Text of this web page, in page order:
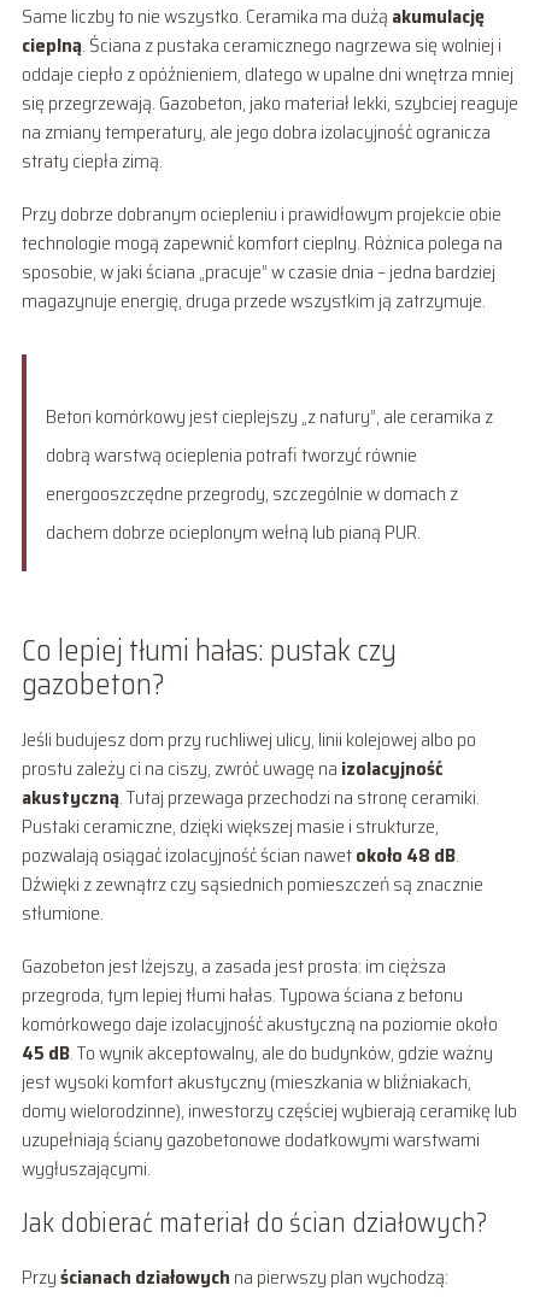
Same liczby to nie wszystko. Ceramika ma dużą akumulację
cieplną. Ściana z pustaka ceramicznego nagrzewa się wolniej i
oddaje ciepło z opóźnieniem, dlatego w upalne dni wnętrza mniej
się przegrzewają. Gazobeton, jako materiał lekki, szybciej reaguje
na zmiany temperatury, ale jego dobra izolacyjność ogranicza
straty ciepła zimą.
Przy dobrze dobranym ociepleniu i prawidłowym projekcie obie
technologie mogą zapewnić komfort cieplny. Różnica polega na
sposobie, w jaki ściana „pracuje” w czasie dnia – jedna bardziej
magazynuje energię, druga przede wszystkim ją zatrzymuje.
Beton komórkowy jest cieplejszy „z natury”, ale ceramika z
dobrą warstwą ocieplenia potrafi tworzyć równie
energooszczędne przegrody, szczególnie w domach z
dachem dobrze ocieplonym wełną lub pianą PUR.
Co lepiej tłumi hałas: pustak czy
gazobeton?
Jeśli budujesz dom przy ruchliwej ulicy, linii kolejowej albo po
prostu zależy ci na ciszy, zwróć uwagę na izolacyjność
akustyczną. Tutaj przewaga przechodzi na stronę ceramiki.
Pustaki ceramiczne, dzięki większej masie i strukturze,
pozwalają osiągać izolacyjność ścian nawetokoło 48 dB.
Dźwięki z zewnątrz czy sąsiednich pomieszczeń są znacznie
stłumione.
Gazobeton jest lżejszy, a zasada jest prosta: im cięższa
przegroda, tym lepiej tłumi hałas. Typowa ściana z betonu
komórkowego daje izolacyjność akustyczną na poziomie około
45 dB. To wynik akceptowalny, ale do budynków, gdzie ważny
jest wysoki komfort akustyczny (mieszkania w bliźniakach,
domy wielorodzinne), inwestorzy częściej wybierają ceramikę lub
uzupełniają ściany gazobetonowe dodatkowymi warstwami
wygłuszającymi.
Jak dobierać materiał do ścian działowych?
Przyścianach działowych na pierwszy plan wychodzą: